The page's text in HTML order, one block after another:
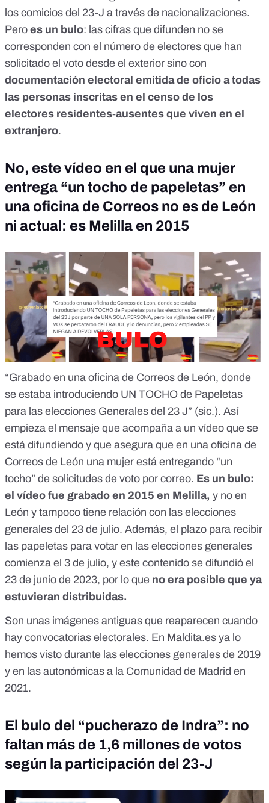
los comicios del 23-J a través de nacionalizaciones.
Pero es un bulo: las cifras que difunden no se
corresponden con el número de electores que han
solicitado el voto desde el exterior sino con
documentación electoral emitida de oficio a todas
las personas inscritas en el censo de los
electores residentes-ausentes que viven en el
extranjero.
No, este vídeo en el que una mujer
entrega “un tocho de papeletas” en
una oficina de Correos no es de León
ni actual: es Melilla en 2015
“Grabado en una oficina de Correos de León, donde
se estaba introduciendo UN TOCHO de Papeletas
para las elecciones Generales del 23 J” (sic.). Así
empieza el mensaje que acompaña a un vídeo que se
está difundiendo y que asegura que en una oficina de
Correos de León una mujer está entregando “un
tocho” de solicitudes de voto por correo. Es un bulo:
el vídeo fue grabado en 2015 en Melilla, y no en
León y tampoco tiene relación con las elecciones
generales del 23 de julio. Además, el plazo para recibir
las papeletas para votar en las elecciones generales
comienza el 3 de julio, y este contenido se difundió el
23 de junio de 2023, por lo que no era posible que ya
estuvieran distribuidas.
Son unas imágenes antiguas que reaparecen cuando
hay convocatorias electorales. En Maldita.es ya lo
hemos visto durante las elecciones generales de 2019
y en las autonómicas a la Comunidad de Madrid en
2021.
El bulo del “pucherazo de Indra”: no
faltan más de 1,6 millones de votos
según la participación del 23-J